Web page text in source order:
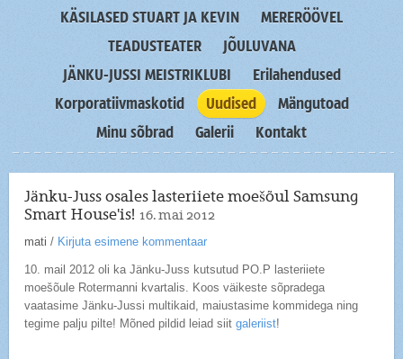
KÄSILASED STUART JA KEVIN
MERERÖÖVEL
TEADUSTEATER
JÕULUVANA
JÄNKU-JUSSI MEISTRIKLUBI
Erilahendused
Korporatiivmaskotid
Uudised
Mängutoad
Minu sõbrad
Galerii Kontakt
Jänku-Juss osales lasteriiete moešõul Samsung
Smart House'is! 16. mai 2012
mati / Kirjuta esimene kommentaar
10. mail 2012 oli ka Jänku-Juss kutsutud PO.P lasteriiete
moešõule Rotermanni kvartalis. Koos väikeste sõpradega
vaatasime Jänku-Jussi multikaid, maiustasime kommidega ning
tegime palju pilte! Mõned pildid leiad siitgaleriist!